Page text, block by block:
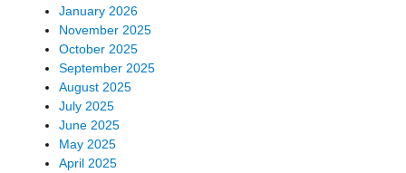
January 2026
November 2025
October 2025
September 2025
August 2025
July 2025
June 2025
May 2025
April 2025